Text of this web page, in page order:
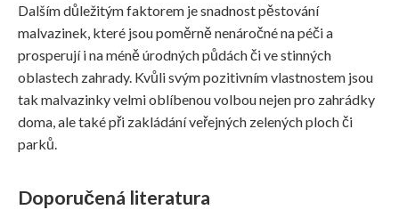
Dalším důležitým faktorem je snadnost pěstování
malvazinek, které jsou poměrně nenáročné na péči a
prosperují i na méně úrodných půdách či ve stinných
oblastech zahrady. Kvůli svým pozitivním vlastnostem jsou
tak malvazinky velmi oblíbenou volbou nejen pro zahrádky
doma, ale také při zakládání veřejných zelených ploch či
parků.
Doporučená literatura